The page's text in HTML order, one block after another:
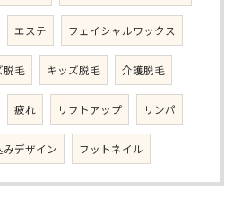
エステ フェイシャルワックス
脱毛 キッズ脱毛 介護脱毛
疲れ リフトアップ リンパ
みデザイン フットネイル